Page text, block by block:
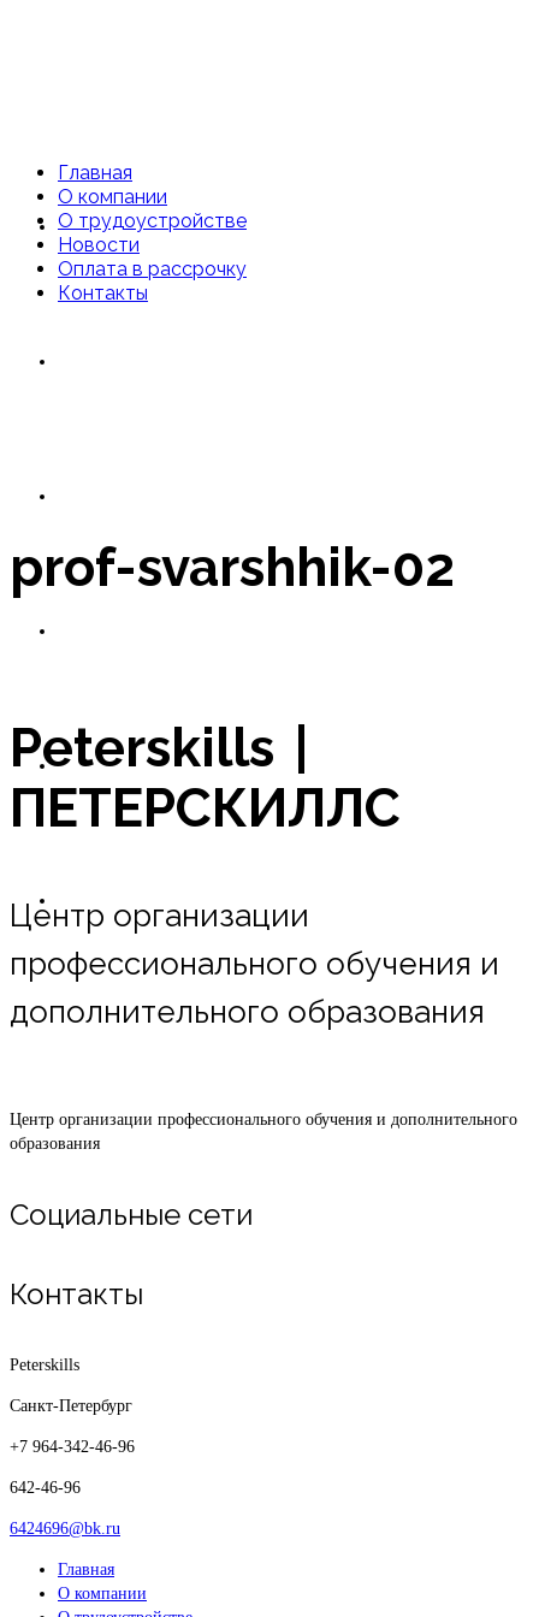
Главная
Оплата в рассрочку
Главная
О компании
О трудоустройстве
Новости
Оплата в рассрочку
Контакты
prof-svarshhik-02
Peterskills |
ПЕТЕРСКИЛЛС
Центр организации
профессионального обучения и
дополнительного образования
Центр организации профессионального обучения и дополнительного
образования
Социальные сети
Контакты
Peterskills
Санкт-Петербург
+7 964-342-46-96
642-46-96
6424696@bk.ru
Главная
О компании